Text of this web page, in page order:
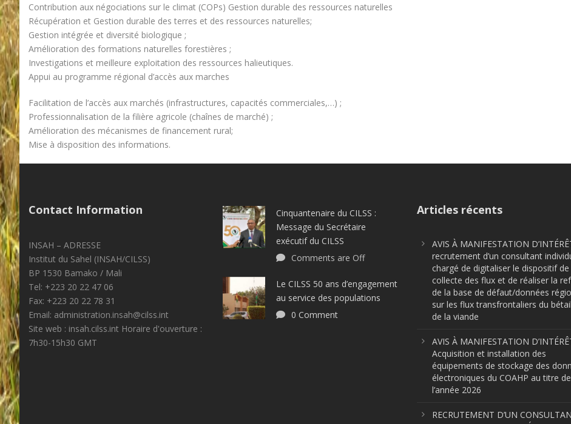
Contribution aux négociations sur le climat (COPs) Gestion durable des ressources naturelles
Récupération et Gestion durable des terres et des ressources naturelles;
Gestion intégrée et diversité biologique ;
Amélioration des formations naturelles forestières ;
Investigations et meilleure exploitation des ressources halieutiques.
Appui au programme régional d’accès aux marches
Facilitation de l’accès aux marchés (infrastructures, capacités commerciales,…) ;
Professionnalisation de la filière agricole (chaînes de marché) ;
Amélioration des mécanismes de financement rural;
Mise à disposition des informations.
Contact Information
INSAH – ADRESSE
Institut du Sahel (INSAH/CILSS)
BP 1530 Bamako / Mali
Tel: +223 20 22 47 06
Fax: +223 20 22 78 31
Email: administration.insah@cilss.int
Site web : insah.cilss.int Horaire d'ouverture :
7h30-15h30 GMT
Cinquantenaire du CILSS :
Message du Secrétaire
exécutif du CILSS
Comments are Off
Le CILSS 50 ans d’engagement
au service des populations
0 Comment
Articles récents
AVIS À MANIFESTATION
recrutement d’un consultant
chargé de digitaliser le dispositif de
collecte des flux et de réaliser la
de la base de défaut/données
sur les flux transfrontaliers du
de la viande
AVIS À MANIFESTATION
Acquisition et installation des
équipements de stockage des
électroniques du COAHP au titre de
l’année 2026
RECRUTEMENT D’UN